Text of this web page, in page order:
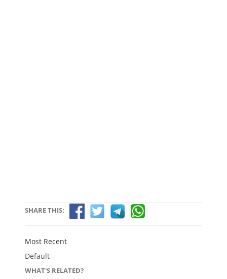
SHARE THIS:
Most Recent
Default
WHAT'S RELATED?